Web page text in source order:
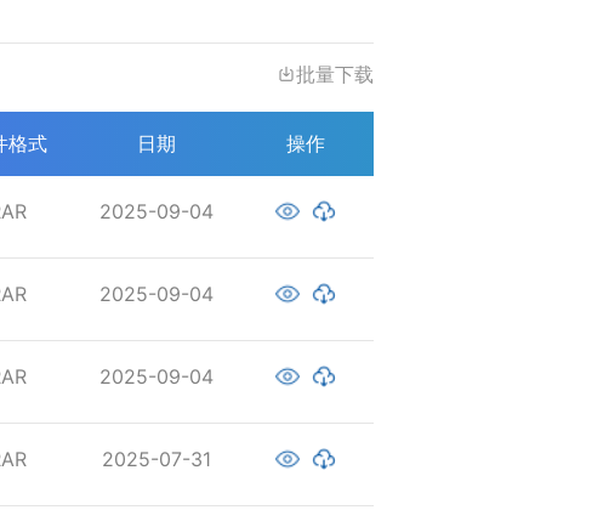
批量下载
格式 日期 操作
2025-09-04
2025-09-04
2025-09-04
2025-07-31